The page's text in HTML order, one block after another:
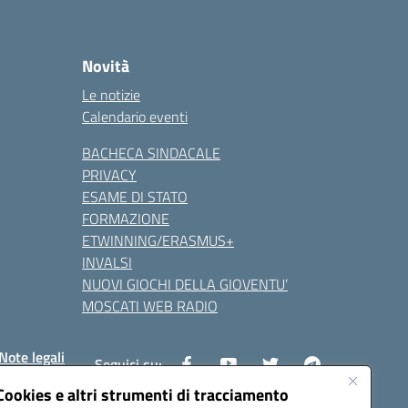
e altri strumenti di tracciamento
Novità
Le notizie
Calendario eventi
BACHECA SINDACALE
PRIVACY
ESAME DI STATO
FORMAZIONE
ETWINNING/ERASMUS+
INVALSI
NUOVI GIOCHI DELLA GIOVENTU’
MOSCATI WEB RADIO
Note legali Seguici su: